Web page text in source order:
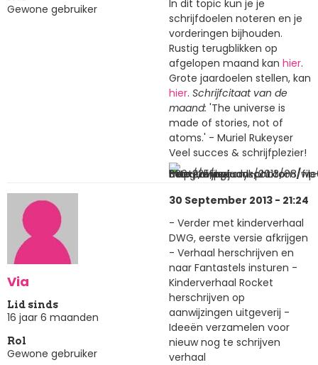
Gewone gebruiker
In dit topic kun je je
schrijfdoelen noteren en je
vorderingen bijhouden.
Rustig terugblikken op
afgelopen maand kan hier.
Grote jaardoelen stellen, kan
hier. Schrijfcitaat van de
maand: 'The universe is
made of stories, not of
atoms.' - Muriel Rukeyser
Veel succes & schrijfplezier!
Via
Lid sinds
16 jaar 6 maanden
Rol
Gewone gebruiker
30 September 2013 - 21:24
- Verder met kinderverhaal
DWG, eerste versie afkrijgen
- Verhaal herschrijven en
naar Fantastels insturen -
Kinderverhaal Rocket
herschrijven op
aanwijzingen uitgeverij -
Ideeën verzamelen voor
nieuw nog te schrijven
verhaal